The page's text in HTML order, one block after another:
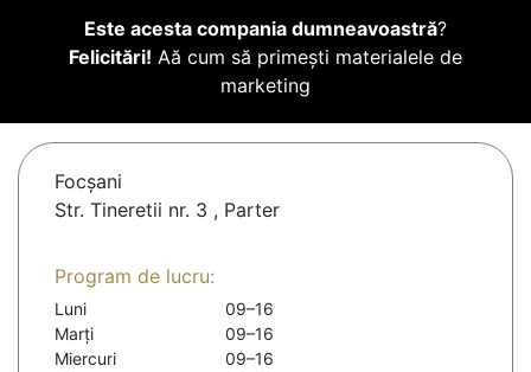
Este acesta compania dumneavoastră?
Felicitări! Aă cum să primești materialele de
marketing
Focşani
Str. Tineretii nr. 3 , Parter
Program de lucru:
Luni
09–16
Marți
09–16
Miercuri
09–16